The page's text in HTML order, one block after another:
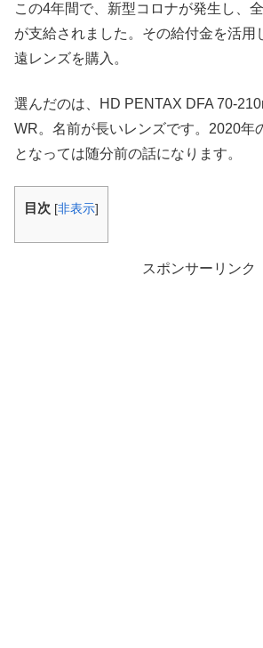
この4年間で、新型コロナが発生し、
が支給されました。その給付金を活用
遠レンズを購入。
選んだのは、HD PENTAX DFA 70-
WR。名前が長いレンズです。2020年
となっては随分前の話になります。
目次 [非表示]
スポンサーリンク